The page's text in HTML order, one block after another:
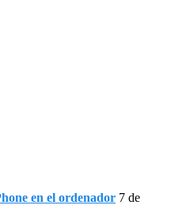
en el ordenador 7 de